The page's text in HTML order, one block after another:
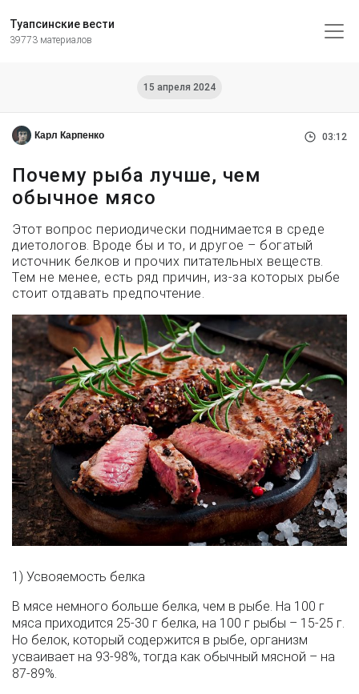
Туапсинские вести
39773 материалов
15 апреля 2024
Карл Карпенко 03:12
Почему рыба лучше, чем
обычное мясо
Этот вопрос периодически поднимается в среде
диетологов. Вроде бы и то, и другое – богатый
источник белков и прочих питательных веществ.
Тем не менее, есть ряд причин, из-за которых рыбе
стоит отдавать предпочтение.
1) Усвояемость белка
В мясе немного больше белка, чем в рыбе. На 100 г
мяса приходится 25-30 г белка, на 100 г рыбы – 15-25 г.
Но белок, который содержится в рыбе, организм
усваивает на 93-98%, тогда как обычный мясной – на
87-89%.